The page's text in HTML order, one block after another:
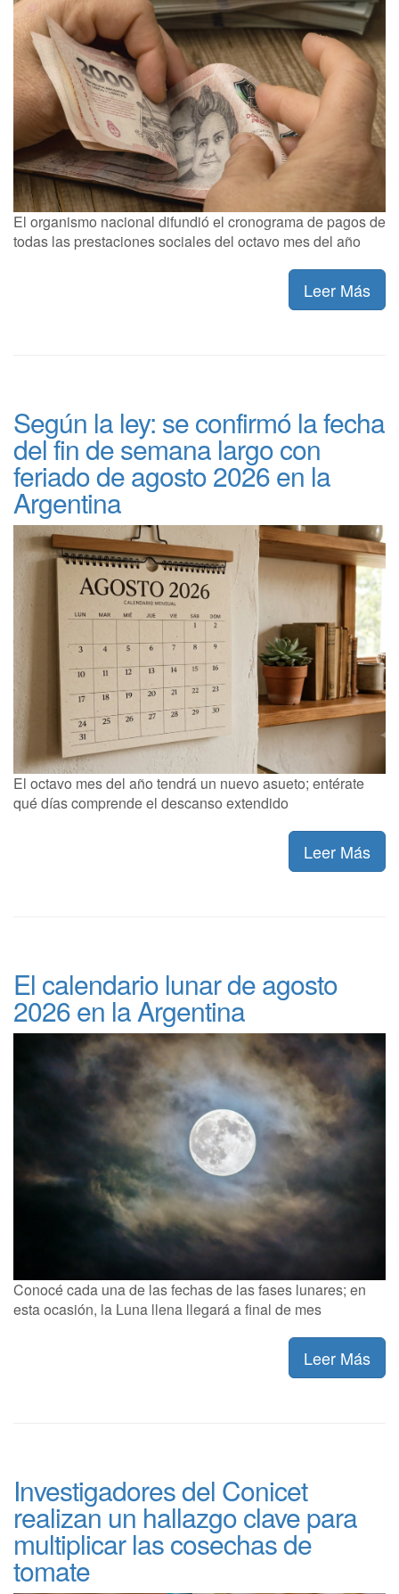
El organismo nacional difundió el cronograma de pagos de
todas las prestaciones sociales del octavo mes del año
Leer Más
Según la ley: se confirmó la fecha
del fin de semana largo con
feriado de agosto 2026 en la
Argentina
El octavo mes del año tendrá un nuevo asueto; entérate
qué días comprende el descanso extendido
Leer Más
El calendario lunar de agosto
2026 en la Argentina
Conocé cada una de las fechas de las fases lunares; en
esta ocasión, la Luna llena llegará a final de mes
Leer Más
Investigadores del Conicet
realizan un hallazgo clave para
multiplicar las cosechas de
tomate